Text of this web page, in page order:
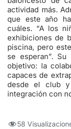
actividad más.
que este año
cuáles. “A los
exhibiciones de
piscina, pero
se esperan”. Su
objetivo: la
capaces de
desde el club
integración con
58